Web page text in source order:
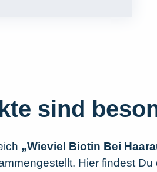
sind
„Wieviel Biotin Bei
Hier findest Du